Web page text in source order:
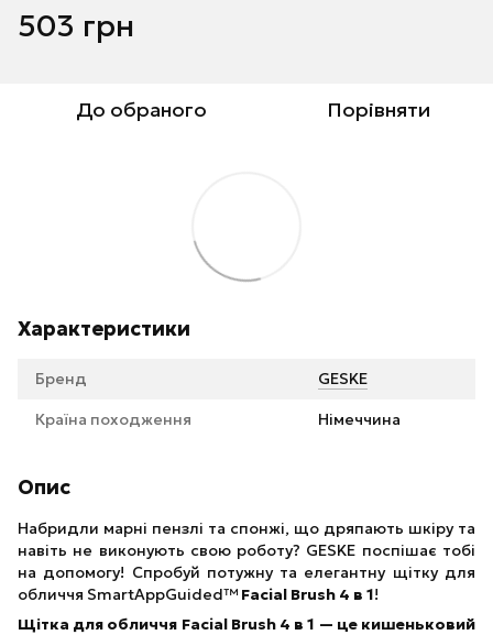
503 грн
До обраного Порівняти
Характеристики
Бренд GESKE
Країна походження Німеччина
Опис
Набридли марні пензлі та спонжі, що дряпають шкіру та
навіть не виконують свою роботу? GESKE поспішає тобі
на допомогу! Спробуй потужну та елегантну щітку для
обличчя SmartAppGuided™ Facial Brush 4 в 1!
Щітка для обличчя Facial Brush 4 в 1 — це кишеньковий